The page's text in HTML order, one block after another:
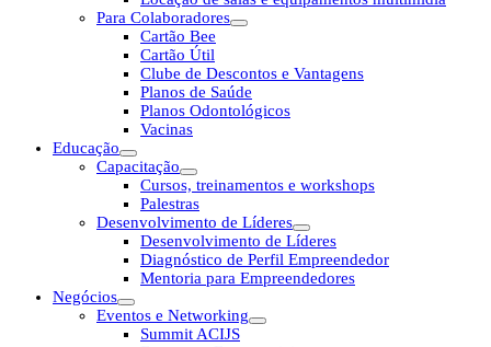
Para Colaboradores
Cartão Bee
Cartão Útil
Clube de Descontos e Vantagens
Planos de Saúde
Planos Odontológicos
Vacinas
Educação
Capacitação
Cursos, treinamentos e workshops
Palestras
Desenvolvimento de Líderes
Desenvolvimento de Líderes
Diagnóstico de Perfil Empreendedor
Mentoria para Empreendedores
Negócios
Eventos e Networking
Summit ACIJS